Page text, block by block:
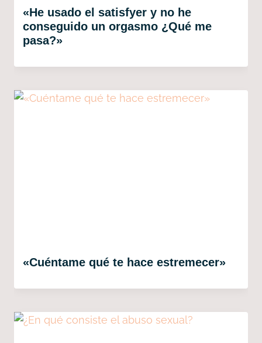
«He usado el satisfyer y no he
conseguido un orgasmo ¿Qué me
pasa?»
«Cuéntame qué te hace estremecer»